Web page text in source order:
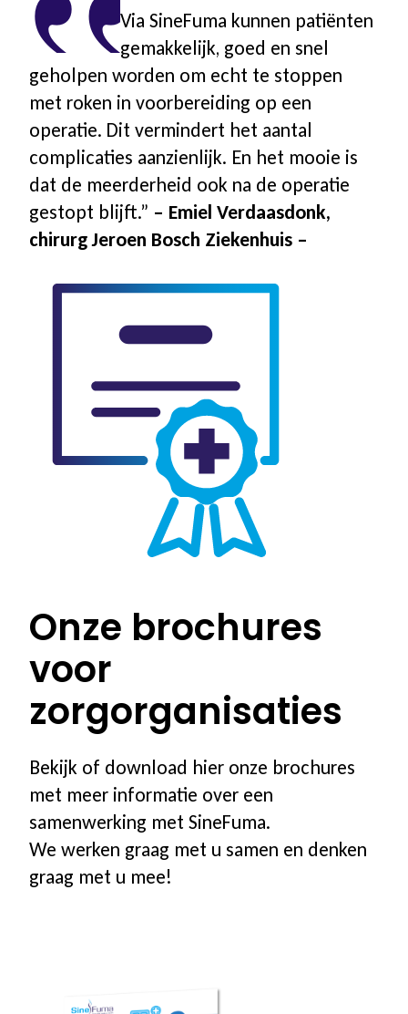
Via SineFuma kunnen patiënten
gemakkelijk, goed en snel
geholpen worden om echt te stoppen
met roken in voorbereiding op een
operatie. Dit vermindert het aantal
complicaties aanzienlijk. En het mooie is
dat de meerderheid ook na de operatie
gestopt blijft.” – Emiel Verdaasdonk,
chirurg Jeroen Bosch Ziekenhuis –
Onze brochures
voor
zorgorganisaties
Bekijk of download hier onze brochures
met meer informatie over een
samenwerking met SineFuma.
We werken graag met u samen en denken
graag met u mee!